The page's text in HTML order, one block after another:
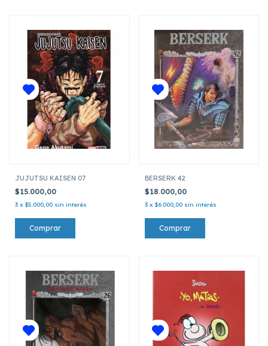
JUJUTSU KAISEN 07
$15.000,00
3 x $5.000,00 sin interés
BERSERK 42
$18.000,00
3 x $6.000,00 sin interés